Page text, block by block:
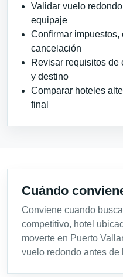
Validar vuelo
equipaje
Confirmar impuestos,
cancelación
Revisar requisitos de
y destino
Comparar hoteles
final
Cuándo
Conviene cuando
competitivo, hotel
moverte en Puerto
vuelo redondo antes de